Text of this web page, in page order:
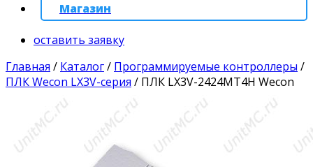
Магазин
оставить заявку
Главная / Каталог/ Программируемые контроллеры /
ПЛК Wecon LX3V-серия / ПЛК LX3V-2424MT4H Wecon